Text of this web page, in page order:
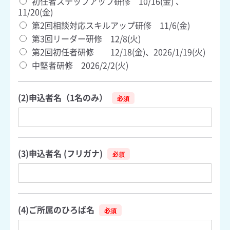
11/20(金)
第2回相談対応スキルアップ研修 11/6(金)
第3回リーダー研修 12/8(火)
第2回初任者研修 12/18(金)、2026/1/19(火)
中堅者研修 2026/2/2(火)
(2)申込者名（1名のみ）
(3)申込者名 (フリガナ)
(4)ご所属のひろば名